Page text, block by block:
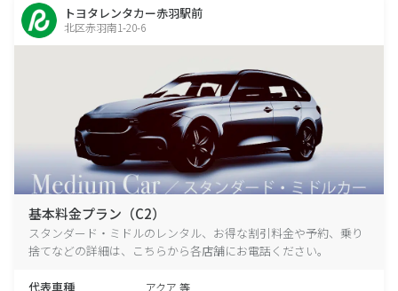
トヨタレンタカー赤羽駅前
北区赤羽南1-20-6
基本料金プラン（C2）
スタンダード・ミドルのレンタル、お得な割引料金や予約、乗り
捨てなどの詳細は、こちらから各店舗にお電話ください。
代表車種 アクア 等